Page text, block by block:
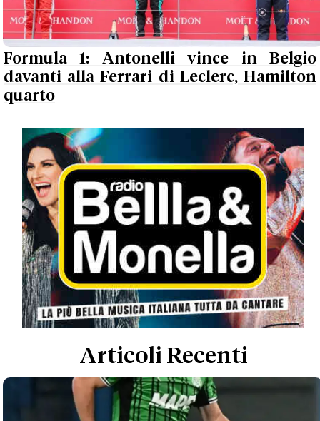
Formula 1: Antonelli vince in Belgio
davanti alla Ferrari di Leclerc, Hamilton
quarto
Articoli Recenti